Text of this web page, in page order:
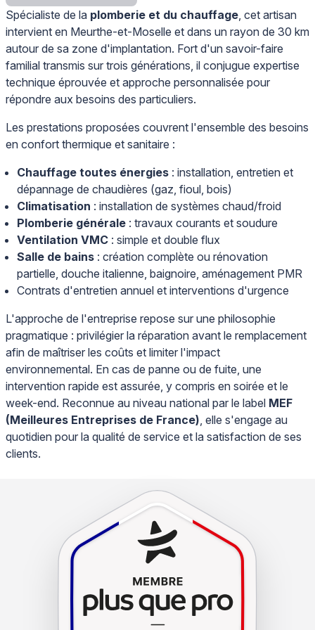
Spécialiste de la plomberie et du chauffage , cet artisan
intervient en Meurthe-et-Moselle et dans un rayon de 30 km
autour de sa zone d'implantation. Fort d'un savoir-faire
familial transmis sur trois générations, il conjugue expertise
technique éprouvée et approche personnalisée pour
répondre aux besoins des particuliers.
Les prestations proposées couvrent l'ensemble des besoins
en confort thermique et sanitaire :
Chauffage toutes énergies : installation, entretien et
dépannage de chaudières (gaz, fioul, bois)
Climatisation : installation de systèmes chaud/froid
Plomberie générale : travaux courants et soudure
Ventilation VMC : simple et double flux
Salle de bains : création complète ou rénovation
partielle, douche italienne, baignoire, aménagement PMR
Contrats d'entretien annuel et interventions d'urgence
L'approche de l'entreprise repose sur une philosophie
pragmatique : privilégier la réparation avant le remplacement
afin de maîtriser les coûts et limiter l'impact
environnemental. En cas de panne ou de fuite, une
intervention rapide est assurée, y compris en soirée et le
week-end. Reconnue au niveau national par le label MEF
(Meilleures Entreprises de France) , elle s'engage au
quotidien pour la qualité de service et la satisfaction de ses
clients.